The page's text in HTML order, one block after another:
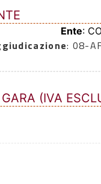
Ente:
: 08-
(IVA